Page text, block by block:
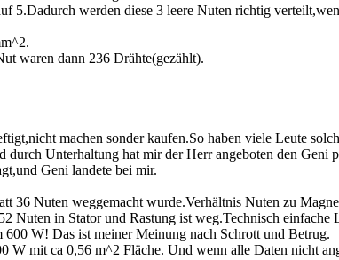
5.Dadurch werden diese 3 leere Nuten richtig
waren dann 236 Drähte(gezählt).
machen sonder kaufen.So haben viele Leute
Unterhaltung hat mir der Herr angeboten den Geni
Geni landete bei mir.
36 Nuten weggemacht wurde.Verhältnis Nuten zu
Nuten in Stator und Rastung ist weg.Technisch
W! Das ist meiner Meinung nach Schrott und Betrug.
W mit ca 0,56 m^2 Fläche. Und wenn alle Daten nicht